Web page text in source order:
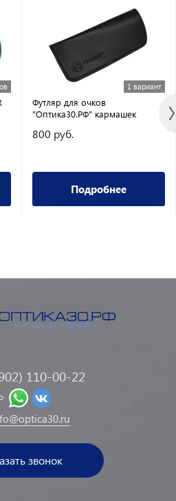
1 вариант
Футляр для очков
"Оптика30.РФ" кармашек
800 руб.
Подробнее
110-00-22
звонок